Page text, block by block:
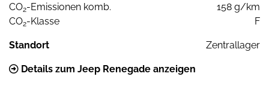
CO2-Emissionen komb.
158 g/km
CO2-Klasse F
Standort Zentrallager
Details zum Jeep Renegade anzeigen